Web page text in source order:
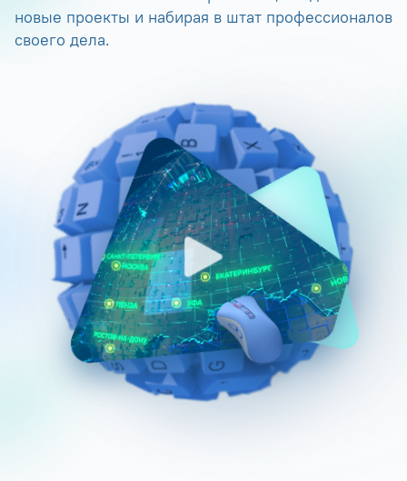
новые проекты и набирая в штат профессионалов
своего дела.